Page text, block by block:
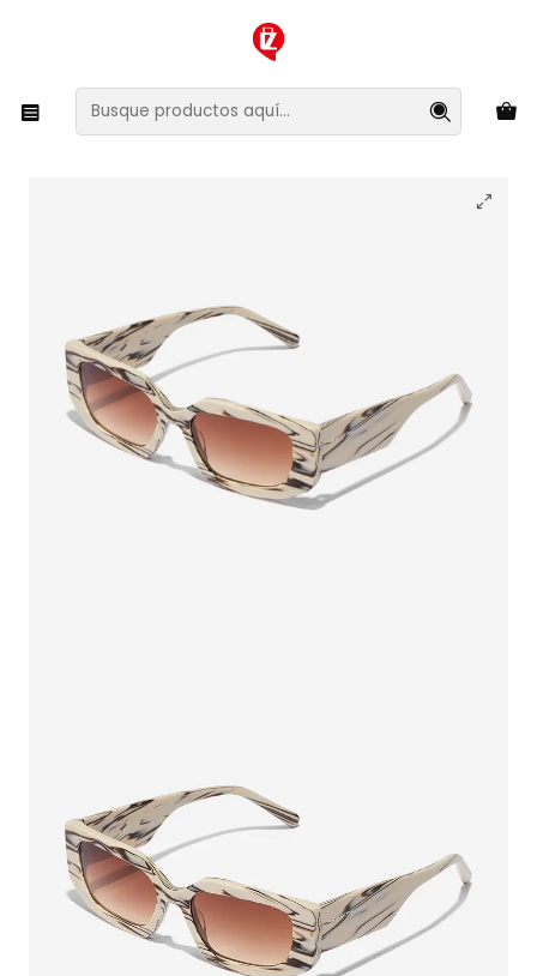
XMAS SALE ¡Compra antes de que la oferta termine!
Lentes y Accesorios Lentes de Sol
Lentes de Sol Hawkers Trendset HTRE24HWX0